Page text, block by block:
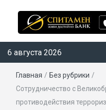
6 августа 2026
Главная / Без рубрики /
Сотрудничество с
противодействия